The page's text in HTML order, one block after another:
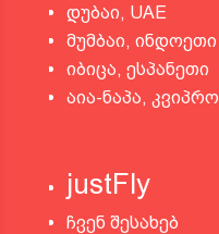
დუბაი, UAE
მუმბაი, ინდოეთი
იბიცა, ესპანეთი
აია-ნაპა,
justFly
ჩვენ შესახებ